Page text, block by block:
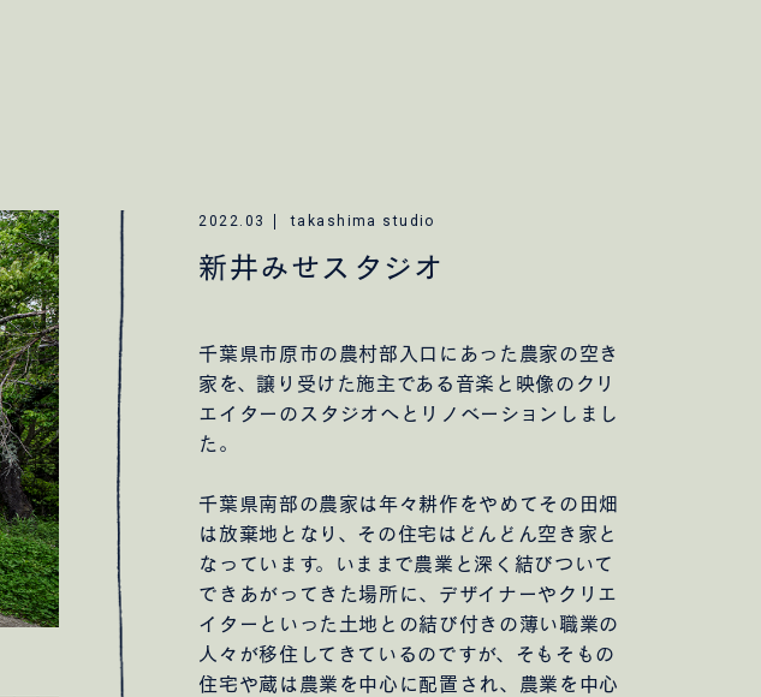
2022.03 takashima studio
新井みせスタジオ
千葉県市原市の農村部入口にあった農家の空き
家を、譲り受けた施主である音楽と映像のクリ
エイターのスタジオへとリノベーションしまし
た。
千葉県南部の農家は年々耕作をやめてその田畑
は放棄地となり、その住宅はどんどん空き家と
なっています。いままで農業と深く結びついて
できあがってきた場所に、デザイナーやクリエ
イターといった土地との結び付きの薄い職業の
人々が移住してきているのですが、そもそもの
住宅や蔵は農業を中心に配置され、農業を中心